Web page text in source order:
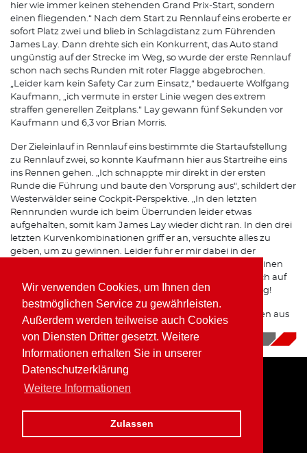
Wir verwenden Cookies, um Ihnen den
bestmöglichen Service zu gewährleisten.
Außerdem werden teilweise auch Cookies
von Diensten Dritter gesetzt. Weitere
Informationen erhalten Sie in unserer
Datenschutzerklärung
Weitere Informationen
Zulassen
hier wie immer keinen stehenden Grand Prix-Start, sondern
einen fliegenden.“ Nach dem Start zu Rennlauf eins eroberte er
sofort Platz zwei und blieb in Schlagdistanz zum Führenden
James Lay. Dann drehte sich ein Konkurrent, das Auto stand
ungünstig auf der Strecke im Weg, so wurde der erste Rennlauf
schon nach sechs Runden mit roter Flagge abgebrochen.
„Leider kam kein Safety Car zum Einsatz,“ bedauerte Wolfgang
Kaufmann, „ich vermute in erster Linie wegen des extrem
straffen generellen Zeitplans.“ Lay gewann fünf Sekunden vor
Kaufmann und 6,3 vor Brian Morris.
Der Zieleinlauf in Rennlauf eins bestimmte die Startaufstellung
zu Rennlauf zwei, so konnte Kaufmann hier aus Startreihe eins
ins Rennen gehen. „Ich schnappte mir direkt in der ersten
Runde die Führung und baute den Vorsprung aus“, schildert der
Westerwälder seine Cockpit-Perspektive. „In den letzten
Rennrunden wurde ich beim Überrunden leider etwas
aufgehalten, somit kam James Lay wieder dicht ran. In den drei
letzten Kurvenkombinationen griff er an, versuchte alles zu
geben, um zu gewinnen. Leider fuhr er mir dabei in der
Zieleingangskurve auf das rechte Hinterrad. Ich musste einen
größeren Weg durch die Auslaufzone wählen, blieb jedoch auf
dem Gas...und siegte mit einer Zehntelsekunde Vorsprung!
Es war ein mega Rennen, und die Fans waren vollkommen aus
10.06.2026
Home Impressum